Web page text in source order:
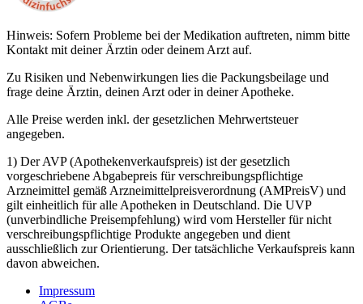
Hinweis: Sofern Probleme bei der Medikation auftreten, nimm bitte
Kontakt mit deiner Ärztin oder deinem Arzt auf.
Zu Risiken und Nebenwirkungen lies die Packungsbeilage und
frage deine Ärztin, deinen Arzt oder in deiner Apotheke.
Alle Preise werden inkl. der gesetzlichen Mehrwertsteuer
angegeben.
1) Der AVP (Apothekenverkaufspreis) ist der gesetzlich
vorgeschriebene Abgabepreis für verschreibungspflichtige
Arzneimittel gemäß Arzneimittelpreisverordnung (AMPreisV) und
gilt einheitlich für alle Apotheken in Deutschland. Die UVP
(unverbindliche Preisempfehlung) wird vom Hersteller für nicht
verschreibungspflichtige Produkte angegeben und dient
ausschließlich zur Orientierung. Der tatsächliche Verkaufspreis kann
davon abweichen.
Impressum